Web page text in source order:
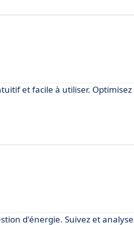
et facile à utiliser. Optimisez
d'énergie. Suivez et